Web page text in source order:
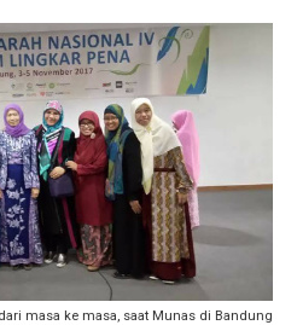
masa ke masa, saat Munas di Bandung